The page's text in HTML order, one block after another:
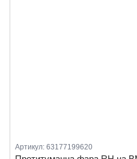
Артикул: 63177199620